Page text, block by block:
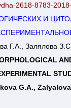
2618-8783-
И
Г.А., Залялова